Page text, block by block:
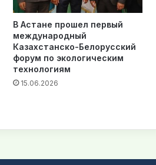
В Астане прошел первый
международный
Казахстанско-Белорусский
форум по экологическим
технологиям
15.06.2026